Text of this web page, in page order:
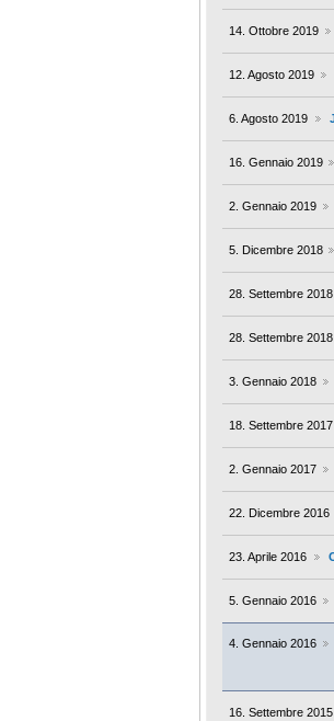
14. Ottobre 2019
12. Agosto 2019
6. Agosto 2019
16. Gennaio 2019
2. Gennaio 2019
5. Dicembre 2018
28. Settembre 2018
28. Settembre 2018
3. Gennaio 2018
18. Settembre 2017
2. Gennaio 2017
22. Dicembre 2016
23. Aprile 2016
5. Gennaio 2016
4. Gennaio 2016
16. Settembre 2015